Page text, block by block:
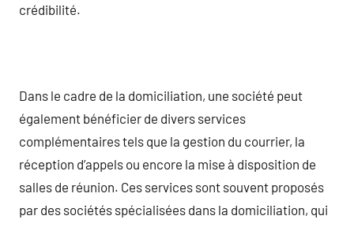
crédibilité.
Dans le cadre de la domiciliation, une société peut
également bénéficier de divers services
complémentaires tels que la gestion du courrier, la
réception d’appels ou encore la mise à disposition de
salles de réunion. Ces services sont souvent proposés
par des sociétés spécialisées dans la domiciliation, qui